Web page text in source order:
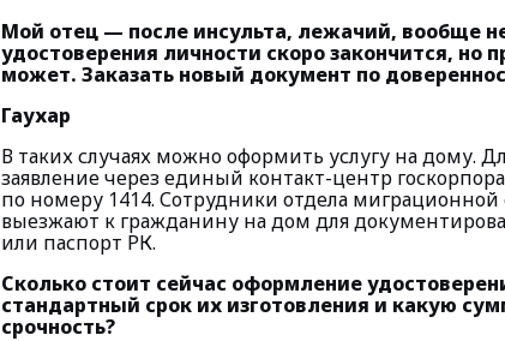
Мой отец — после инсульта, лежачий, вообще
удостоверения личности скоро закончится, но
может. Заказать новый документ по
Гаухар
В таких случаях можно оформить услугу на дому.
заявление через единый контакт-центр
по номеру 1414. Сотрудники отдела
выезжают к гражданину на дом для
или паспорт РК.
Сколько стоит сейчас оформление
стандартный срок их изготовления и какую
срочность?